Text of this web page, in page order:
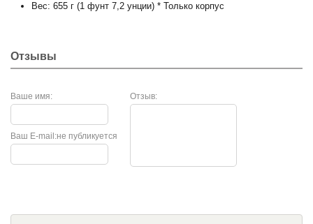
Вес: 655 г (1 фунт 7,2 унции) * Только корпус
Отзывы
Ваше имя: Отзыв:
не публикуется
Ваш E-mail: